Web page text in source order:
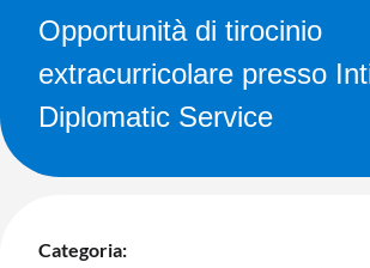
Opportunità di tirocinio
extracurricolare presso
Diplomatic Service
Categoria: